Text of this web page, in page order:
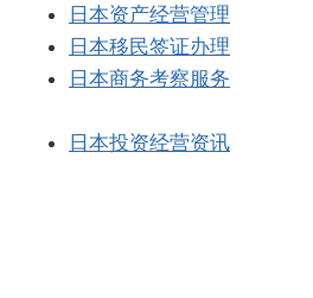
日本资产经营管理
日本移民签证办理
日本商务考察服务
日本投资经营资讯